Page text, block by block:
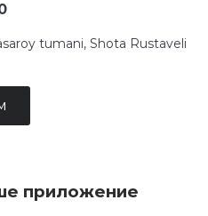
tumani, Shota Rustaveli
приложение